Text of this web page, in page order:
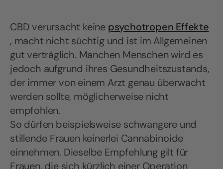
CBD verursacht keine psychotropen Effekte
, macht nicht süchtig und ist im Allgemeinen
gut verträglich. Manchen Menschen wird es
jedoch aufgrund ihres Gesundheitszustands,
der immer von einem Arzt genau überwacht
werden sollte, möglicherweise nicht
empfohlen.
So dürfen beispielsweise schwangere und
stillende Frauen keinerlei Cannabinoide
einnehmen. Dieselbe Empfehlung gilt für
Frauen, die sich kürzlich einer Operation